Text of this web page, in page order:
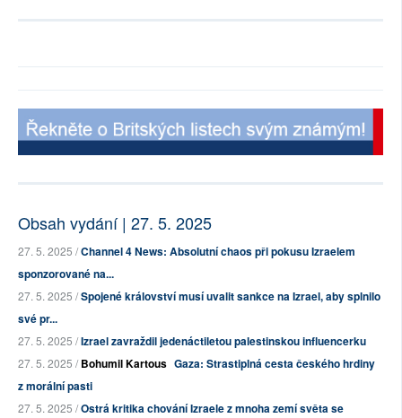
Obsah vydání | 27. 5. 2025
27. 5. 2025 /Channel 4 News: Absolutní chaos při pokusu Izraelem
sponzorované na...
27. 5. 2025 /Spojené království musí uvalit sankce na Izrael, aby splnilo
své pr...
27. 5. 2025 /Izrael zavraždil jedenáctiletou palestinskou influencerku
27. 5. 2025 /Bohumil Kartous Gaza: Strastiplná cesta českého hrdiny
z morální pasti
27. 5. 2025 /Ostrá kritika chování Izraele z mnoha zemí světa se